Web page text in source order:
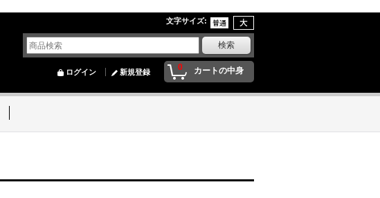
文字サイズ:
0 カートの中身
ログイン 新規登録